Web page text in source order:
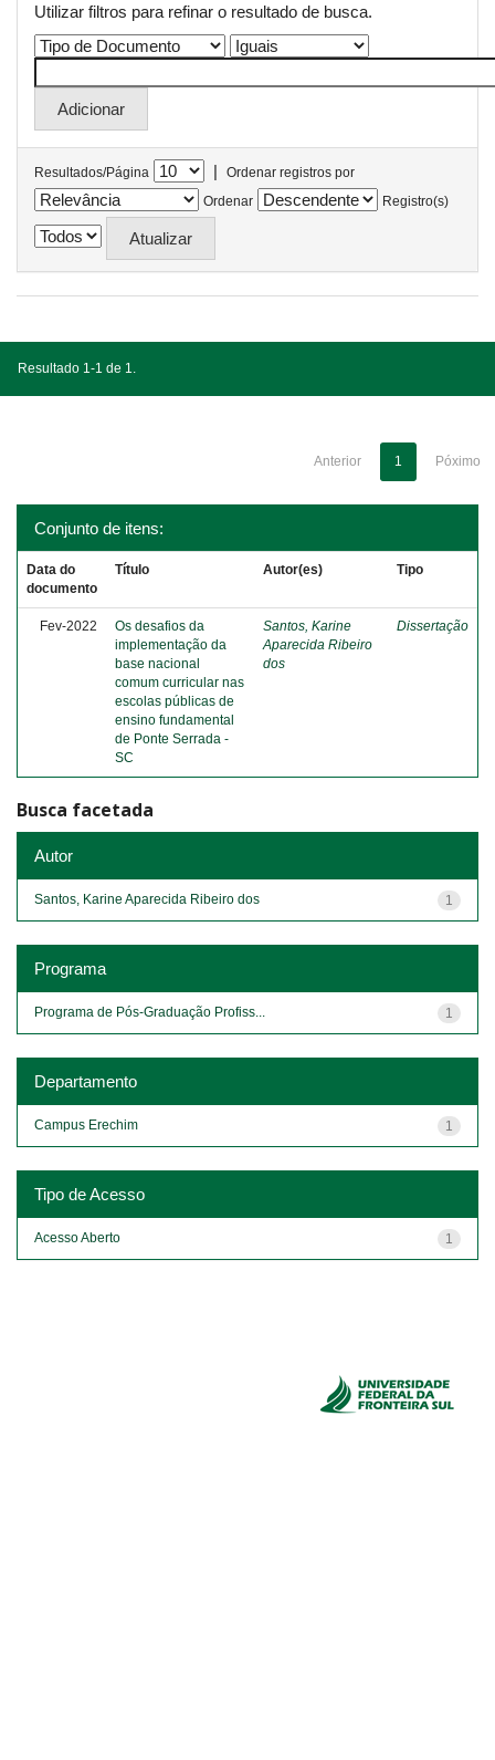
Utilizar filtros para refinar o resultado de busca.
Resultados/Página |
Ordenar registros por
Ordenar
Registro(s)
Resultado 1-1 de 1.
Anterior 1 Póximo
Conjunto de itens:
Data do
documento
Título Autor(es) Tipo
Fev-2022
Os desafios da
implementação da
base nacional
comum curricular nas
escolas públicas de
ensino fundamental
de Ponte Serrada -
SC
Santos, Karine
Aparecida Ribeiro
dos
Dissertação
Busca facetada
Autor
1
Santos, Karine Aparecida Ribeiro dos
Programa
1
Programa de Pós-Graduação Profiss...
Departamento
1
Campus Erechim
Tipo de Acesso
1
Acesso Aberto